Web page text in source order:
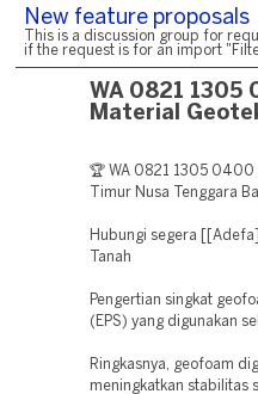
New feature proposals
This is a discussion group for
if the request is for an import
WA 0821 1305
Material
🏆 WA 0821 1305 0400
Timur Nusa Tenggara
Hubungi segera
Tanah
Pengertian singkat
(EPS) yang digunakan
Ringkasnya, geofoam
meningkatkan stabilitas